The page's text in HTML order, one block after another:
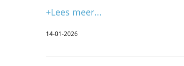
+Lees meer...
14-01-2026